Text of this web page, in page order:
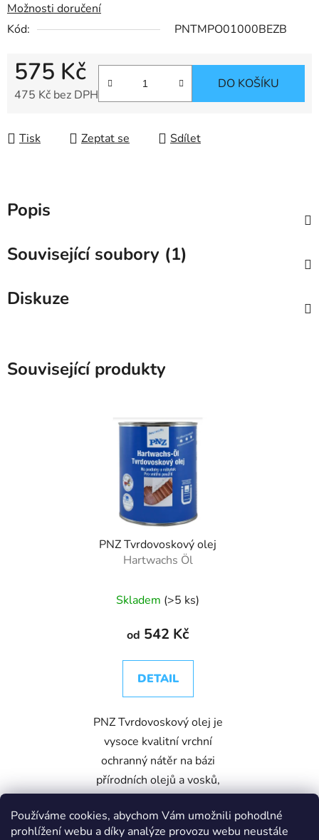
Používáme cookies, abychom Vám umožnili pohodlné
prohlížení webu a díky analýze provozu webu neustále
Možnosti doručení
Kód:
PNTMPO01000BEZB
575 Kč
475 Kč bez DPH
DO KOŠÍKU
Tisk Zeptat se Sdílet
Popis
Související soubory (1)
Diskuze
Související produkty
PNZ Tvrdovoskový olej
Hartwachs Öl
Skladem (>5 ks)
od 542 Kč
DETAIL
PNZ Tvrdovoskový olej je
vysoce kvalitní vrchní
ochranný nátěr na bázi
přírodních olejů a vosků,
silně namáhané povrchy v